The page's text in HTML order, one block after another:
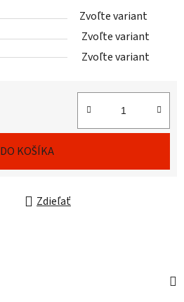
Zvoľte variant
Zvoľte variant
Zvoľte variant
DO KOŠÍKA
Zdieľať